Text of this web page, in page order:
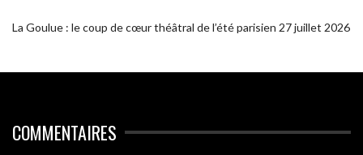
La Goulue : le coup de cœur théâtral de l’été parisien 27 juillet 2026
COMMENTAIRES